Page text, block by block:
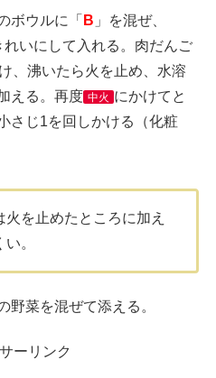
ボウルに「 B 」を混ぜ、
れいにして入れる。肉だんご
、沸いたら火を止め、水溶
える。再度 中火 にかけてと
さじ1を回しかける（化粧
を止めたところに加え
。
野菜を混ぜて添える。
ーリンク